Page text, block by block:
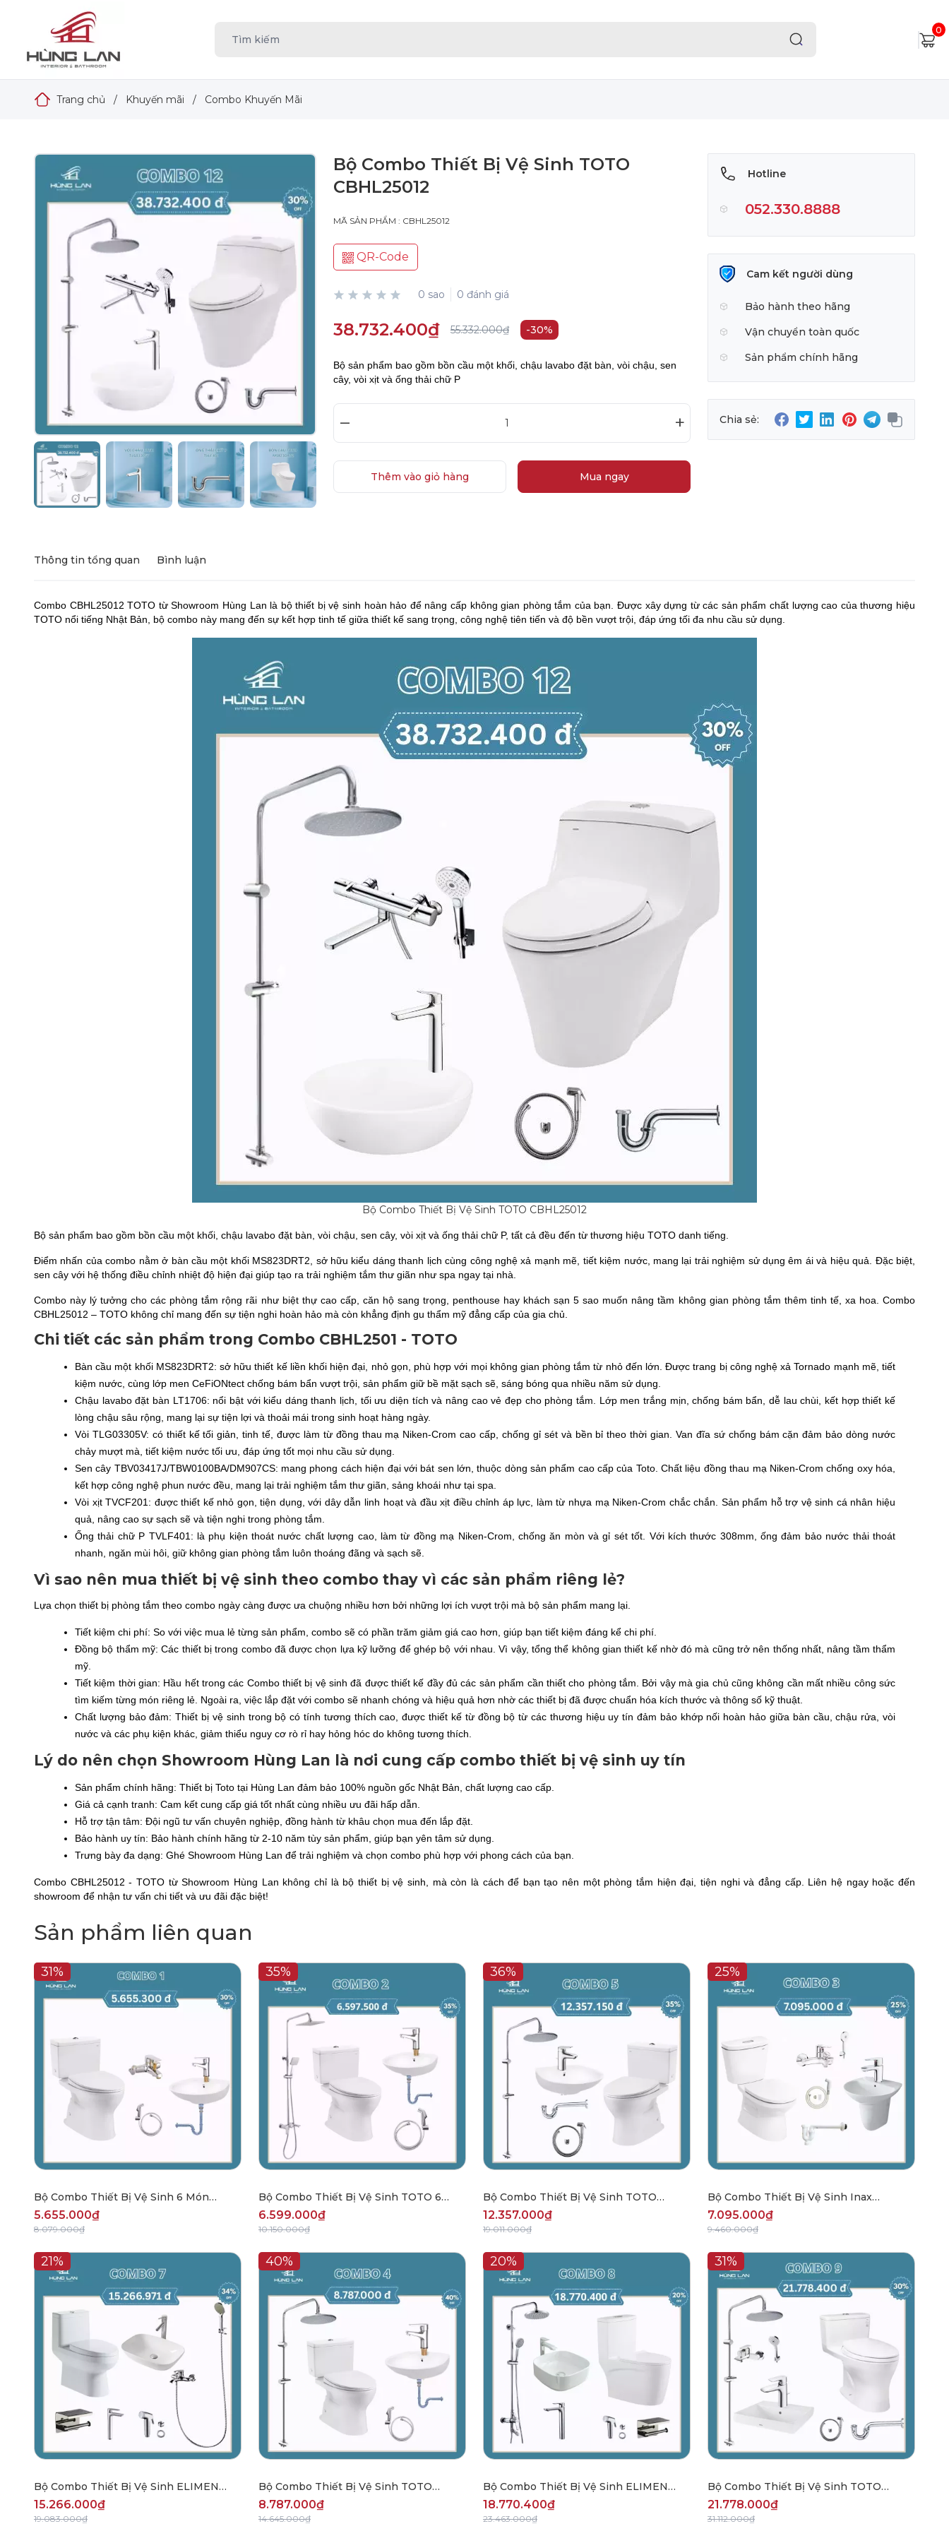
0
Trang chủ / Khuyến mãi / Combo Khuyến Mãi
Bộ Combo Thiết Bị Vệ Sinh TOTO
CBHL25012
MÃ SẢN PHẨM : CBHL25012
QR-Code
0 sao 0 đánh giá
38.732.400₫ 55.332.000₫ -30%
Bộ sản phẩm bao gồm bồn cầu một khối, chậu lavabo đặt bàn, vòi chậu, sen
cây, vòi xịt và ống thải chữ P
– +
Thêm vào giỏ hàng Mua ngay
Hotline
052.330.8888
Cam kết người dùng
Bảo hành theo hãng
Vận chuyển toàn quốc
Sản phẩm chính hãng
Chia sẻ:
Thông tin tổng quan Bình luận
Combo CBHL25012 TOTO từ Showroom Hùng Lan là bộ thiết bị vệ sinh hoàn hảo để nâng cấp không gian phòng tắm của bạn. Được xây dựng từ các sản phẩm chất lượng cao của thương hiệu
TOTO nổi tiếng Nhật Bản, bộ combo này mang đến sự kết hợp tinh tế giữa thiết kế sang trọng, công nghệ tiên tiến và độ bền vượt trội, đáp ứng tối đa nhu cầu sử dụng.
Bộ Combo Thiết Bị Vệ Sinh TOTO CBHL25012
Bộ sản phẩm bao gồm bồn cầu một khối, chậu lavabo đặt bàn, vòi chậu, sen cây, vòi xịt và ống thải chữ P, tất cả đều đến từ thương hiệu TOTO danh tiếng.
Điểm nhấn của combo nằm ở bàn cầu một khối MS823DRT2, sở hữu kiểu dáng thanh lịch cùng công nghệ xả mạnh mẽ, tiết kiệm nước, mang lại trải nghiệm sử dụng êm ái và hiệu quả. Đặc biệt,
sen cây với hệ thống điều chỉnh nhiệt độ hiện đại giúp tạo ra trải nghiệm tắm thư giãn như spa ngay tại nhà.
Combo này lý tưởng cho các phòng tắm rộng rãi như biệt thự cao cấp, căn hộ sang trọng, penthouse hay khách sạn 5 sao muốn nâng tầm không gian phòng tắm thêm tinh tế, xa hoa. Combo
CBHL25012 – TOTO không chỉ mang đến sự tiện nghi hoàn hảo mà còn khẳng định gu thẩm mỹ đẳng cấp của gia chủ.
Chi tiết các sản phẩm trong Combo CBHL2501 - TOTO
Bàn cầu một khối MS823DRT2: sở hữu thiết kế liền khối hiện đại, nhỏ gọn, phù hợp với mọi không gian phòng tắm từ nhỏ đến lớn. Được trang bị công nghệ xả Tornado mạnh mẽ, tiết
kiệm nước, cùng lớp men CeFiONtect chống bám bẩn vượt trội, sản phẩm giữ bề mặt sạch sẽ, sáng bóng qua nhiều năm sử dụng.
Chậu lavabo đặt bàn LT1706: nổi bật với kiểu dáng thanh lịch, tối ưu diện tích và nâng cao vẻ đẹp cho phòng tắm. Lớp men trắng mịn, chống bám bẩn, dễ lau chùi, kết hợp thiết kế
lòng chậu sâu rộng, mang lại sự tiện lợi và thoải mái trong sinh hoạt hàng ngày.
Vòi TLG03305V: có thiết kế tối giản, tinh tế, được làm từ đồng thau mạ Niken-Crom cao cấp, chống gỉ sét và bền bỉ theo thời gian. Van đĩa sứ chống bám cặn đảm bảo dòng nước
chảy mượt mà, tiết kiệm nước tối ưu, đáp ứng tốt mọi nhu cầu sử dụng.
Sen cây TBV03417J/TBW0100BA/DM907CS: mang phong cách hiện đại với bát sen lớn, thuộc dòng sản phẩm cao cấp của Toto. Chất liệu đồng thau mạ Niken-Crom chống oxy hóa,
kết hợp công nghệ phun nước đều, mang lại trải nghiệm tắm thư giãn, sảng khoái như tại spa.
Vòi xịt TVCF201: được thiết kế nhỏ gọn, tiện dụng, với dây dẫn linh hoạt và đầu xịt điều chỉnh áp lực, làm từ nhựa mạ Niken-Crom chắc chắn. Sản phẩm hỗ trợ vệ sinh cá nhân hiệu
quả, nâng cao sự sạch sẽ và tiện nghi trong phòng tắm.
Ống thải chữ P TVLF401: là phụ kiện thoát nước chất lượng cao, làm từ đồng mạ Niken-Crom, chống ăn mòn và gỉ sét tốt. Với kích thước 308mm, ống đảm bảo nước thải thoát
nhanh, ngăn mùi hôi, giữ không gian phòng tắm luôn thoáng đãng và sạch sẽ.
Vì sao nên mua thiết bị vệ sinh theo combo thay vì các sản phẩm riêng lẻ?
Lựa chọn thiết bị phòng tắm theo combo ngày càng được ưa chuộng nhiều hơn bởi những lợi ích vượt trội mà bộ sản phẩm mang lại.
Tiết kiệm chi phí: So với việc mua lẻ từng sản phẩm, combo sẽ có phần trăm giảm giá cao hơn, giúp bạn tiết kiệm đáng kể chi phí.
Đồng bộ thẩm mỹ: Các thiết bị trong combo đã được chọn lựa kỹ lưỡng để ghép bộ với nhau. Vì vậy, tổng thể không gian thiết kế nhờ đó mà cũng trở nên thống nhất, nâng tầm thẩm
mỹ.
Tiết kiệm thời gian: Hầu hết trong các Combo thiết bị vệ sinh đã được thiết kế đầy đủ các sản phẩm cần thiết cho phòng tắm. Bởi vậy mà gia chủ cũng không cần mất nhiều công sức
tìm kiếm từng món riêng lẻ. Ngoài ra, việc lắp đặt với combo sẽ nhanh chóng và hiệu quả hơn nhờ các thiết bị đã được chuẩn hóa kích thước và thông số kỹ thuật.
Chất lượng bảo đảm: Thiết bị vệ sinh trong bộ có tính tương thích cao, được thiết kế từ đồng bộ từ các thương hiệu uy tín đảm bảo khớp nối hoàn hảo giữa bàn cầu, chậu rửa, vòi
nước và các phụ kiện khác, giảm thiểu nguy cơ rò rỉ hay hỏng hóc do không tương thích.
Lý do nên chọn Showroom Hùng Lan là nơi cung cấp combo thiết bị vệ sinh uy tín
Sản phẩm chính hãng: Thiết bị Toto tại Hùng Lan đảm bảo 100% nguồn gốc Nhật Bản, chất lượng cao cấp.
Giá cả cạnh tranh: Cam kết cung cấp giá tốt nhất cùng nhiều ưu đãi hấp dẫn.
Hỗ trợ tận tâm: Đội ngũ tư vấn chuyên nghiệp, đồng hành từ khâu chọn mua đến lắp đặt.
Bảo hành uy tín: Bảo hành chính hãng từ 2-10 năm tùy sản phẩm, giúp bạn yên tâm sử dụng.
Trưng bày đa dạng: Ghé Showroom Hùng Lan để trải nghiệm và chọn combo phù hợp với phong cách của bạn.
Combo CBHL25012 - TOTO từ Showroom Hùng Lan không chỉ là bộ thiết bị vệ sinh, mà còn là cách để bạn tạo nên một phòng tắm hiện đại, tiện nghi và đẳng cấp. Liên hệ ngay hoặc đến
showroom để nhận tư vấn chi tiết và ưu đãi đặc biệt!
Sản phẩm liên quan
31%
Bộ Combo Thiết Bị Vệ Sinh 6 Món
CBHL2501
5.655.000₫
8.079.000₫
35%
Bộ Combo Thiết Bị Vệ Sinh TOTO 6
Món CBHL2502
6.599.000₫
10.150.000₫
36%
Bộ Combo Thiết Bị Vệ Sinh TOTO
CBHL2505
12.357.000₫
19.011.000₫
25%
Bộ Combo Thiết Bị Vệ Sinh Inax
CBHL2503
7.095.000₫
9.460.000₫
21%
Bộ Combo Thiết Bị Vệ Sinh ELIMEN
CBHL2507
15.266.000₫
19.083.000₫
40%
Bộ Combo Thiết Bị Vệ Sinh TOTO
CBHL2504
8.787.000₫
14.645.000₫
20%
Bộ Combo Thiết Bị Vệ Sinh ELIMEN
CBHL2508
18.770.400₫
23.463.000₫
31%
Bộ Combo Thiết Bị Vệ Sinh TOTO
CBHL2509
21.778.000₫
31.112.000₫